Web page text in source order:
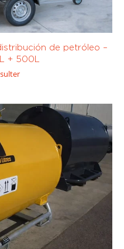
eléctrica
volumétrica
< 100 l/min (0)
< 400
l/min
(0)
de petróleo –
+ 500L